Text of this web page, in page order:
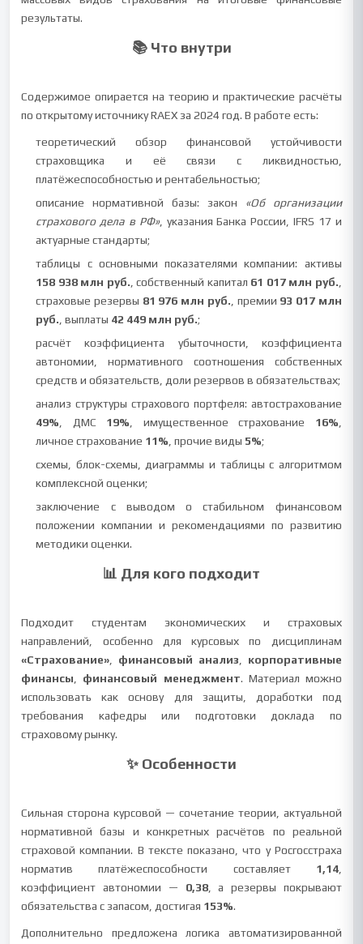
результаты.
📚 Что внутри
Содержимое опирается на теорию и практические расчёты
по открытому источнику RAEX за 2024 год. В работе есть:
теоретический обзор финансовой устойчивости
страховщика и её связи с ликвидностью,
платёжеспособностью и рентабельностью;
описание нормативной базы: закон «Об организации
страхового дела в РФ», указания Банка России, IFRS 17 и
актуарные стандарты;
таблицы с основными показателями компании: активы
158 938 млн руб. , собственный капитал 61 017 млн руб.
страховые резервы 81 976 млн руб. , премии 93 017 млн
руб. , выплаты 42 449 млн руб.;
расчёт коэффициента убыточности, коэффициента
автономии, нормативного соотношения собственных
средств и обязательств, доли резервов в обязательствах;
анализ структуры страхового портфеля: автострахование
49% , ДМС 19% , имущественное страхование 16%
личное страхование 11% , прочие виды 5%;
схемы, блок-схемы, диаграммы и таблицы с алгоритмом
комплексной оценки;
заключение с выводом о стабильном финансовом
положении компании и рекомендациями по развитию
методики оценки.
📊 Для кого подходит
Подходит студентам экономических и страховых
направлений, особенно для курсовых по дисциплинам
«Страхование»
финансовый анализ
корпоративные
финансы
финансовый менеджмент. Материал можно
использовать как основу для защиты, доработки под
требования кафедры или подготовки доклада по
страховому рынку.
✨ Особенности
Сильная сторона курсовой — сочетание теории, актуальной
нормативной базы и конкретных расчётов по реальной
страховой компании. В тексте показано, что у Росгосстраха
норматив платёжеспособности составляет 1,14,
коэффициент автономии — 0,38, а резервы покрывают
обязательства с запасом, достигая 153%.
Дополнительно предложена логика автоматизированной